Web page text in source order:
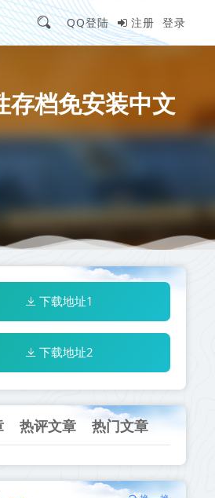
QQ登陆 注册 登录
存档免安装中文
下载地址1
下载地址2
热评文章 热门文章